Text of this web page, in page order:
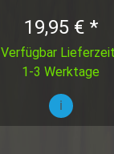
19,95 € *
Verfügbar
1-3 Werktage
i